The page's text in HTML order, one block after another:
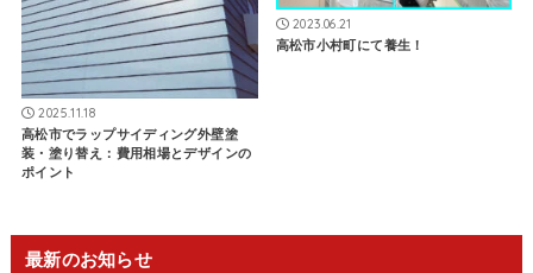
2025.11.18
高松市でラップサイディング外壁塗
装・塗り替え：費用相場とデザインの
ポイント
2023.06.21
高松市小村町にて養生！
最新のお知らせ